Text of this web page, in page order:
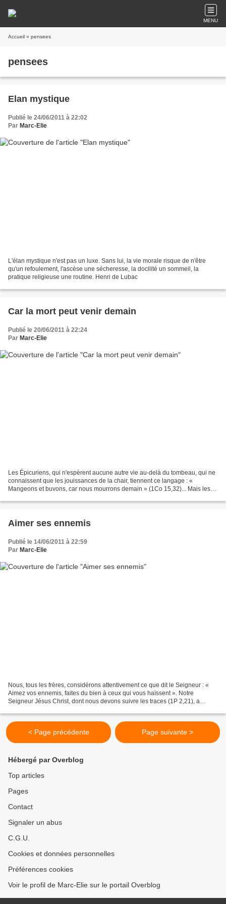
MENU
Accueil » pensees
pensees
Elan mystique
Publié le 24/06/2011 à 22:02
Par Marc-Elie
L'élan mystique n'est pas un luxe. Sans lui, la vie morale risque de n'être
qu'un refoulement, l'ascèse une sécheresse, la docilité un sommeil, la
pratique religieuse une routine. Henri de Lubac
Car la mort peut venir demain
Publié le 20/06/2011 à 22:24
Par Marc-Elie
Les Épicuriens, qui n'espèrent aucune autre vie au-delà du tombeau, qui ne
connaissent que les jouissances de la chair, tiennent ce langage : «
Mangeons et buvons, car nous mourrons demain » (1Co 15,32)... Mais les
Aimer ses ennemis
Publié le 14/06/2011 à 22:59
Par Marc-Elie
Nous, tous les frères, considérons attentivement ce que dit le Seigneur : «
Aimez vos ennemis, faites du bien à ceux qui vous haïssent ». Notre
Seigneur Jésus Christ, dont nous devons suivre les traces (1P 2,21), a
< Page précédente Page suivante >
Hébergé par Overblog
Top articles
Pages
Contact
Signaler un abus
C.G.U.
Cookies et données personnelles
Préférences cookies
Voir le profil de Marc-Elie sur le portail Overblog